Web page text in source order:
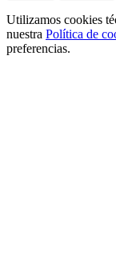
Utilizamos cookies
nuestra Política de
preferencias.